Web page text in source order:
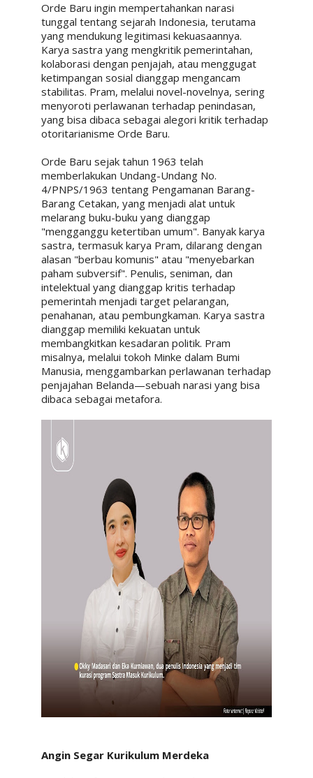
Orde Baru ingin mempertahankan narasi
tunggal tentang sejarah Indonesia, terutama
yang mendukung legitimasi kekuasaannya.
Karya sastra yang mengkritik pemerintahan,
kolaborasi dengan penjajah, atau menggugat
ketimpangan sosial dianggap mengancam
stabilitas. Pram, melalui novel-novelnya, sering
menyoroti perlawanan terhadap penindasan,
yang bisa dibaca sebagai alegori kritik terhadap
otoritarianisme Orde Baru.
Orde Baru sejak tahun 1963 telah
memberlakukan Undang-Undang No.
4/PNPS/1963 tentang Pengamanan Barang-
Barang Cetakan, yang menjadi alat untuk
melarang buku-buku yang dianggap
"mengganggu ketertiban umum". Banyak karya
sastra, termasuk karya Pram, dilarang dengan
alasan "berbau komunis" atau "menyebarkan
paham subversif". Penulis, seniman, dan
intelektual yang dianggap kritis terhadap
pemerintah menjadi target pelarangan,
penahanan, atau pembungkaman. Karya sastra
dianggap memiliki kekuatan untuk
membangkitkan kesadaran politik. Pram
misalnya, melalui tokoh Minke dalam Bumi
Manusia, menggambarkan perlawanan terhadap
penjajahan Belanda—sebuah narasi yang bisa
dibaca sebagai metafora.
Angin Segar Kurikulum Merdeka